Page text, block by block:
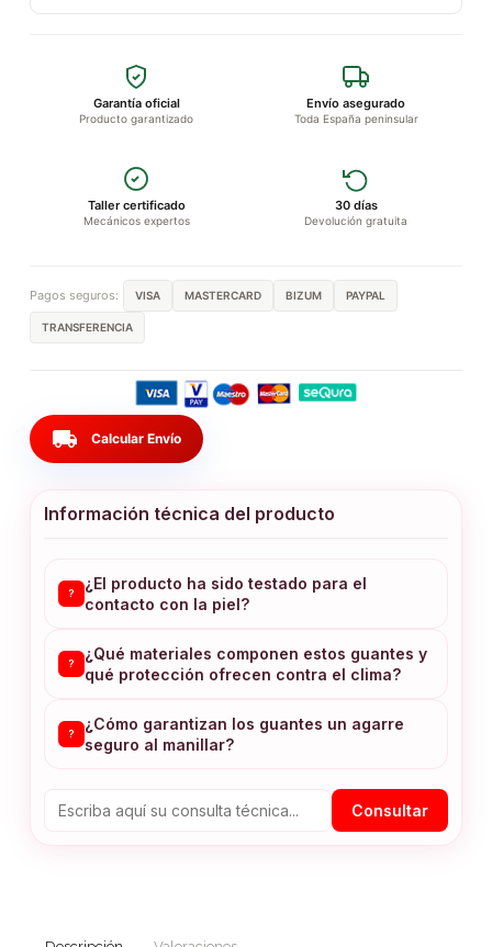
Garantía oficial
Producto garantizado
Envío asegurado
Toda España peninsular
Taller certificado
Mecánicos expertos
30 días
Devolución gratuita
Pagos seguros: VISA MASTERCARD BIZUM PAYPAL
TRANSFERENCIA
local_shipping Calcular Envío
Información técnica del producto
?
¿El producto ha sido testado para el
contacto con la piel?
?
¿Qué materiales componen estos guantes y
qué protección ofrecen contra el clima?
?
¿Cómo garantizan los guantes un agarre
seguro al manillar?
Consultar